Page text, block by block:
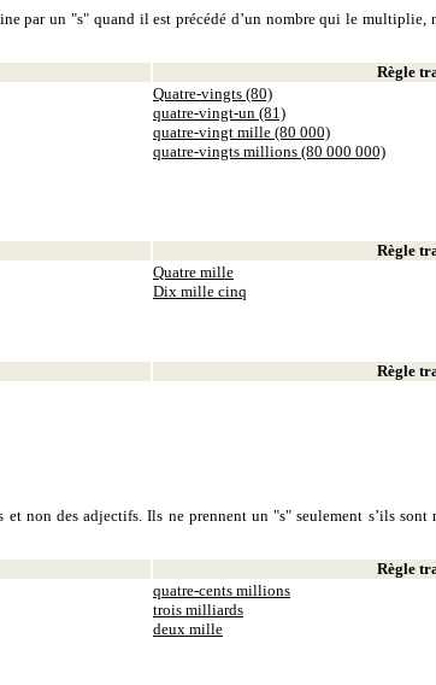
par un "s" quand il est précédé d’un nombre qui le multiplie,
Règle
Quatre-vingts (80)
quatre-vingt-un (81)
quatre-vingt mille (80 000)
quatre-vingts millions (80 000 000)
Règle
Quatre mille
Dix mille cinq
Règle
non des adjectifs. Ils ne prennent un "s" seulement s’ils
Règle
quatre-cents millions
trois milliards
deux mille